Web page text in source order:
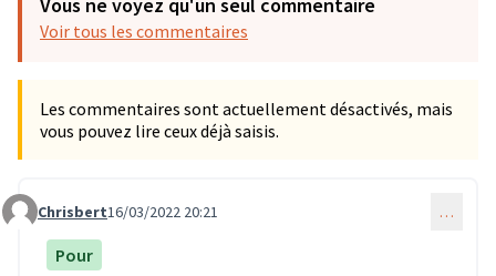
Vous ne voyez qu'un seul commentaire
Voir tous les commentaires
Les commentaires sont actuellement désactivés, mais
vous pouvez lire ceux déjà saisis.
Commentaire 27
Chrisbert16/03/2022 20:21 …
Pour